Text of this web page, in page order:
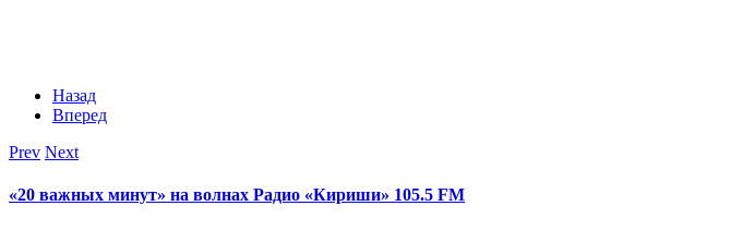
Назад
Вперед
Prev Next
«20 важных минут» на волнах Радио «Кириши» 105.5 FM